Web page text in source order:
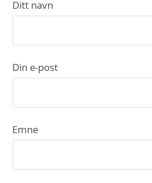
Ditt navn
Din e-post
Emne